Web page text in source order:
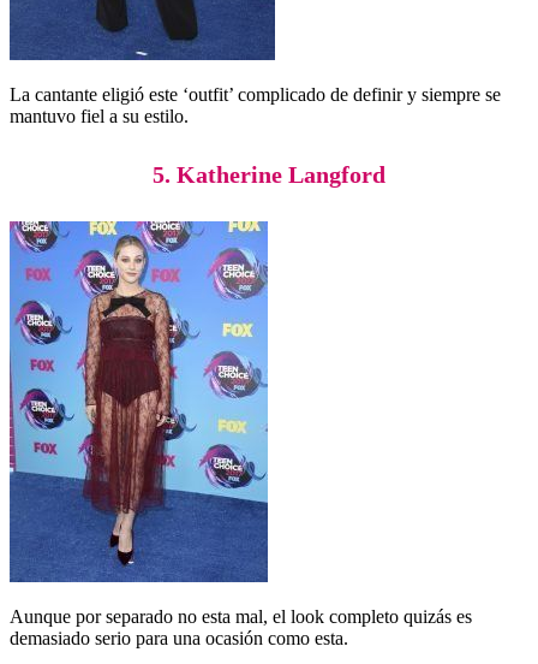
La cantante eligió este ‘outfit’ complicado de definir y siempre se
mantuvo fiel a su estilo.
5. Katherine Langford
Aunque por separado no esta mal, el look completo quizás es
demasiado serio para una ocasión como esta.